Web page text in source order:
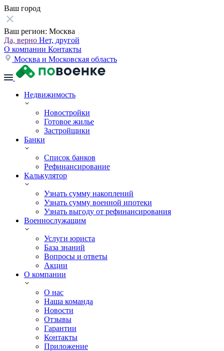
Ваш город
Ваш регион: Москва
Да, верно Нет, другой
О компании Контакты
Москва и Московская область
Недвижимость
Новостройки
Готовое жилье
Застройщики
Банки
Список банков
Рефинансирование
Калькулятор
Узнать сумму накоплений
Узнать сумму военной ипотеки
Узнать выгоду от рефинансирования
Военнослужащим
Услуги юриста
База знаний
Вопросы и ответы
Акции
О компании
О нас
Наша команда
Новости
Отзывы
Гарантии
Контакты
Приложение